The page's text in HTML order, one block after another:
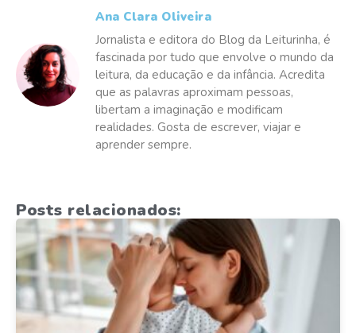
Ana Clara Oliveira
Jornalista e editora do Blog da Leiturinha, é
fascinada por tudo que envolve o mundo da
leitura, da educação e da infância. Acredita
que as palavras aproximam pessoas,
libertam a imaginação e modificam
realidades. Gosta de escrever, viajar e
aprender sempre.
Posts relacionados: